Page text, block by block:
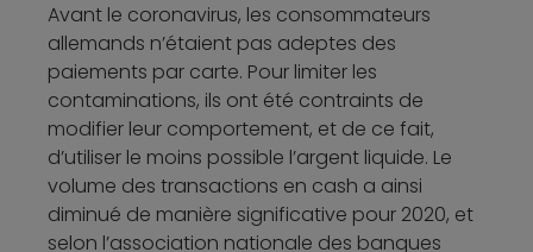
Avant le coronavirus, les consommateurs
allemands n’étaient pas adeptes des
paiements par carte. Pour limiter les
contaminations, ils ont été contraints de
modifier leur comportement, et de ce fait,
d’utiliser le moins possible l’argent liquide. Le
volume des transactions en cash a ainsi
diminué de manière significative pour 2020, et
selon l’association nationale des banques